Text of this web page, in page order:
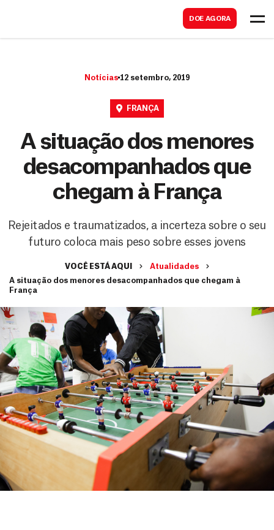
DOE AGORA
Notícias 12 setembro, 2019
FRANÇA
A situação dos menores
desacompanhados que
chegam à França
Rejeitados e traumatizados, a incerteza sobre o seu
futuro coloca mais peso sobre esses jovens
VOCÊ ESTÁ AQUI
Atualidades
A situação dos menores desacompanhados que chegam à
França
a
r